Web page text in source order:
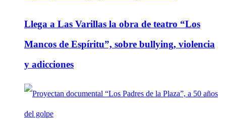
Llega a Las Varillas la obra de teatro “Los
Mancos de Espíritu”, sobre bullying, violencia
y adicciones